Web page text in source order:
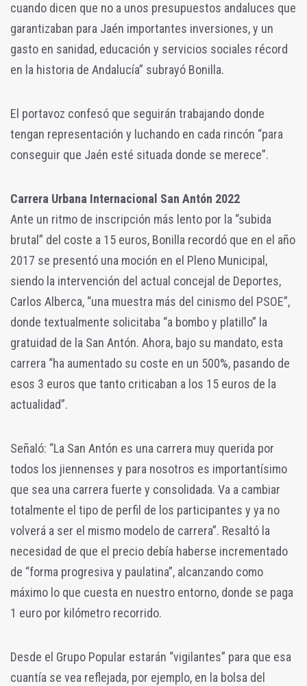
cuando dicen que no a unos presupuestos andaluces que
garantizaban para Jaén importantes inversiones, y un
gasto en sanidad, educación y servicios sociales récord
en la historia de Andalucía” subrayó Bonilla.
El portavoz confesó que seguirán trabajando donde
tengan representación y luchando en cada rincón “para
conseguir que Jaén esté situada donde se merece”.
Carrera Urbana Internacional San Antón 2022
Ante un ritmo de inscripción más lento por la “subida
brutal” del coste a 15 euros, Bonilla recordó que en el año
2017 se presentó una moción en el Pleno Municipal,
siendo la intervención del actual concejal de Deportes,
Carlos Alberca, “una muestra más del cinismo del PSOE”,
donde textualmente solicitaba “a bombo y platillo” la
gratuidad de la San Antón. Ahora, bajo su mandato, esta
carrera “ha aumentado su coste en un 500%, pasando de
esos 3 euros que tanto criticaban a los 15 euros de la
actualidad”.
Señaló: “La San Antón es una carrera muy querida por
todos los jiennenses y para nosotros es importantísimo
que sea una carrera fuerte y consolidada. Va a cambiar
totalmente el tipo de perfil de los participantes y ya no
volverá a ser el mismo modelo de carrera”. Resaltó la
necesidad de que el precio debía haberse incrementado
de “forma progresiva y paulatina”, alcanzando como
máximo lo que cuesta en nuestro entorno, donde se paga
1 euro por kilómetro recorrido.
Desde el Grupo Popular estarán “vigilantes” para que esa
cuantía se vea reflejada, por ejemplo, en la bolsa del